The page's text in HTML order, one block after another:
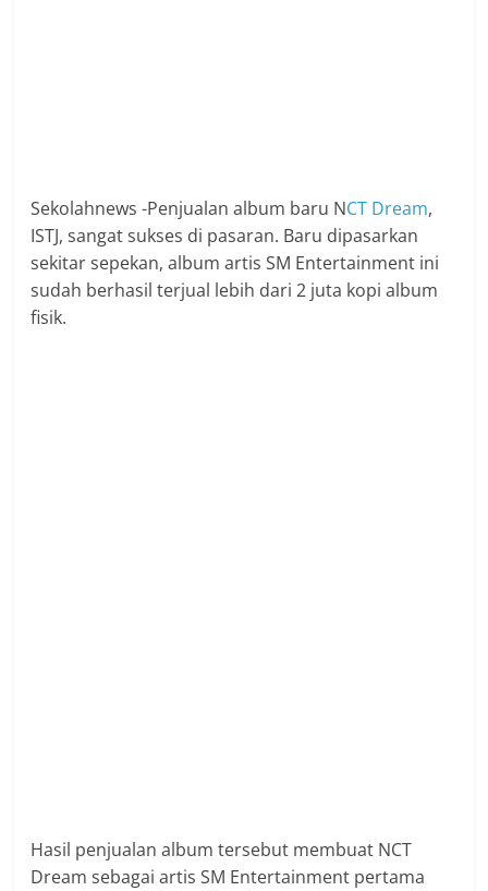
Sekolahnews -Penjualan album baru NCT Dream,
ISTJ, sangat sukses di pasaran. Baru dipasarkan
sekitar sepekan, album artis SM Entertainment ini
sudah berhasil terjual lebih dari 2 juta kopi album
fisik.
Hasil penjualan album tersebut membuat NCT
Dream sebagai artis SM Entertainment pertama